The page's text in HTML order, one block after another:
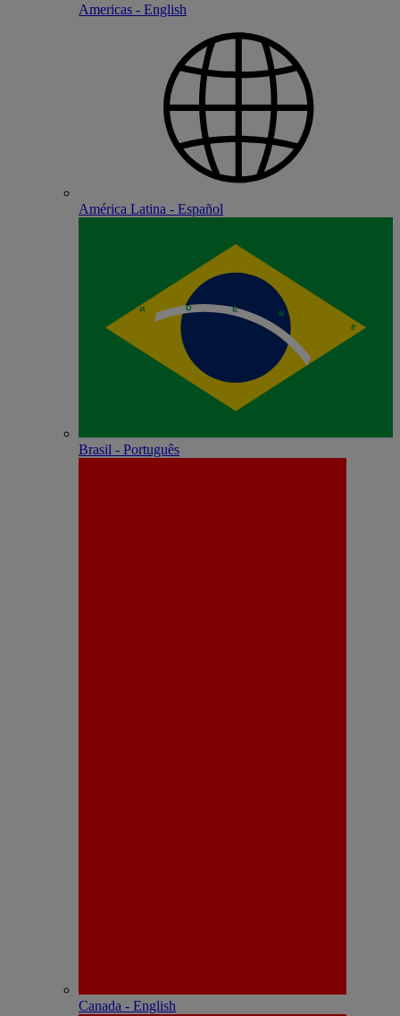
Americas - English
América Latina - Español
Brasil - Português
Canada - English